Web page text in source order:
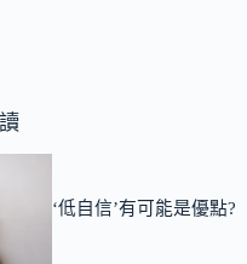
‘低自信’有可能是優點?